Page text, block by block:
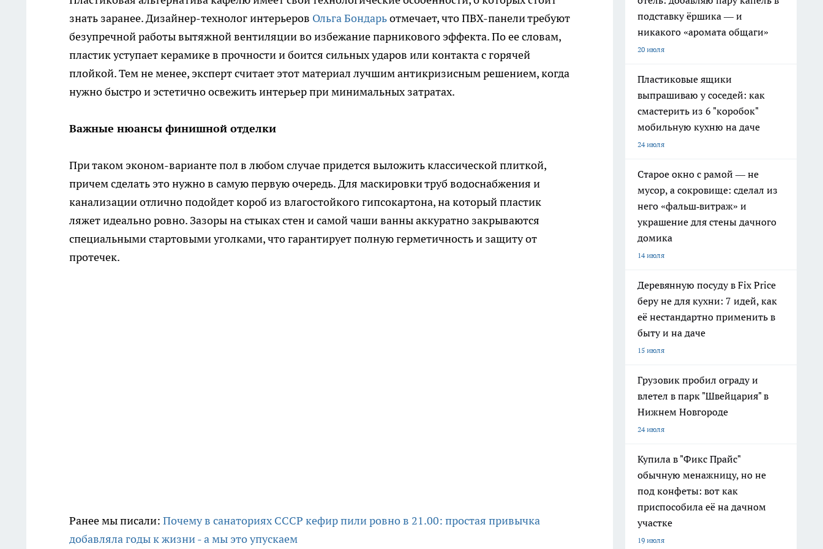
знать заранее. Дизайнер-технолог интерьеров Ольга Бондарьотмечает, что ПВХ-панели требуют
безупречной работы вытяжной вентиляции во избежание парникового эффекта. По ее словам,
пластик уступает керамике в прочности и боится сильных ударов или контакта с горячей
плойкой. Тем не менее, эксперт считает этот материал лучшим антикризисным решением, когда
нужно быстро и эстетично освежить интерьер при минимальных затратах.
Важные нюансы финишной отделки
При таком эконом-варианте пол в любом случае придется выложить классической плиткой,
причем сделать это нужно в самую первую очередь. Для маскировки труб водоснабжения и
канализации отлично подойдет короб из влагостойкого гипсокартона, на который пластик
ляжет идеально ровно. Зазоры на стыках стен и самой чаши ванны аккуратно закрываются
специальными стартовыми уголками, что гарантирует полную герметичность и защиту от
протечек.
Ранее мы писали: Почему в санаториях СССР кефир пили ровно в 21.00: простая привычка
добавляла годы к жизни - а мы это упускаем
подставку ёршика — и
никакого «аромата общаги»
20 июля
Пластиковые ящики
выпрашиваю у соседей: как
смастерить из 6 "коробок"
мобильную кухню на даче
24 июля
Старое окно с рамой — не
мусор, а сокровище: сделал из
него «фальш‑витраж» и
украшение для стены дачного
домика
14 июля
Деревянную посуду в Fix Price
беру не для кухни: 7 идей, как
её нестандартно применить в
быту и на даче
15 июля
Грузовик пробил ограду и
влетел в парк "Швейцария" в
Нижнем Новгороде
24 июля
Купила в "Фикс Прайс"
обычную менажницу, но не
под конфеты: вот как
приспособила её на дачном
участке
19 июля